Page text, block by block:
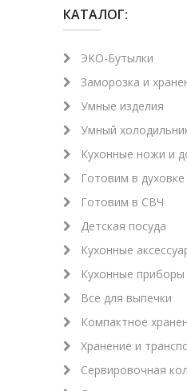
КАТАЛОГ:
ЭКО-Бутылки
Заморозка и
Умные изделия
Умный
Кухонные ножи и
Готовим в духовке
Готовим в СВЧ
Детская посуда
Кухонные
Кухонные приборы
Все для выпечки
Компактное
Хранение и
Сервировочная